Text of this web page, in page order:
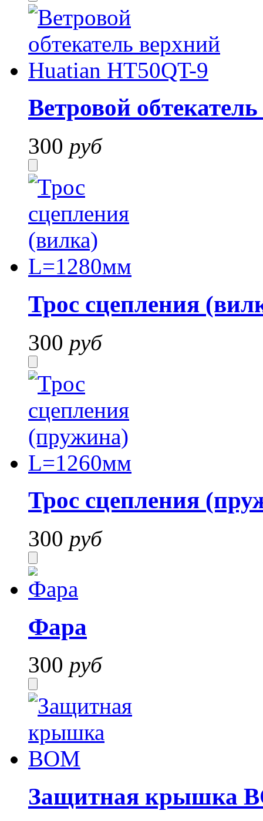
Ветровой
300 руб
Трос сцепления
300 руб
Трос сцепления
300 руб
Фара
300 руб
Защитная крышка